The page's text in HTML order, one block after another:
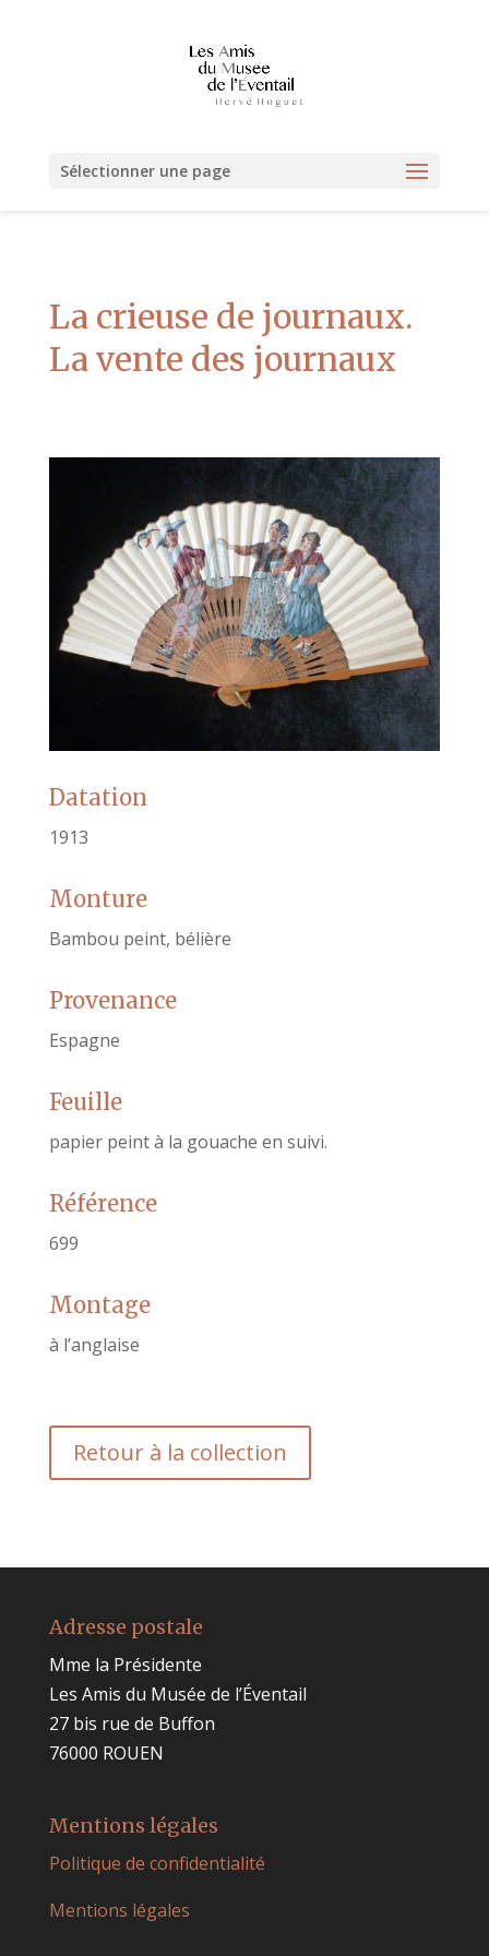
Sélectionner une page
La crieuse de journaux.
La vente des journaux
Datation
1913
Monture
Bambou peint, bélière
Provenance
Espagne
Feuille
papier peint à la gouache en suivi.
Référence
699
Montage
à l’anglaise
Retour à la collection
Adresse postale
Mme la Présidente
Les Amis du Musée de l’Éventail
27 bis rue de Buffon
76000 ROUEN
Mentions légales
Politique de confidentialité
Mentions légales